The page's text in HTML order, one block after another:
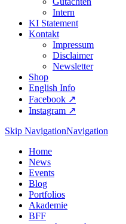
Intern
KI Statement
Kontakt
Impressum
Disclaimer
Newsletter
Shop
English Info
Facebook ↗︎
Instagram ↗︎
Skip NavigationNavigation
Home
News
Events
Blog
Portfolios
Akademie
BFF